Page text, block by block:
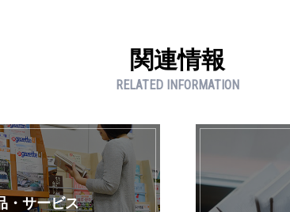
関連情報
RELATED INFORMATION
・サービス